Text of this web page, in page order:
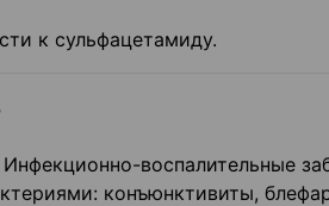
к сульфацетамиду.
воспалительные
конъюнктивиты,